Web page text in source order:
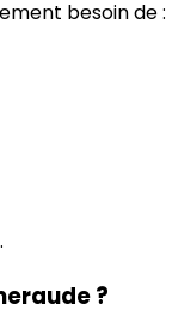
besoin de :
?